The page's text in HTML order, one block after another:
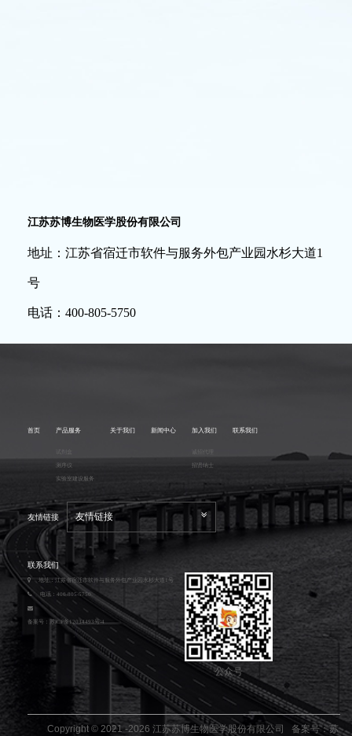
江苏苏博生物医学股份有限公司
地址：江苏省宿迁市软件与服务外包产业园水杉大道1
号
电话：400-805-5750
首页 产品服务
测序仪
实验室建设服务
关于我们 新闻中心 加入我们
招贤纳士
联系我们
友情链接 友情链接
联系我们
地址：江苏省宿迁市软件与服务外包产业园水杉大道1号
电话：400-805-5750
备案号： 苏ICP备12034493号-4
公众号
Copyright © 2021 -2026 江苏苏博生物医学股份有限公司 备案号：苏